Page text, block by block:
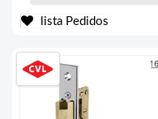
lista Pedidos